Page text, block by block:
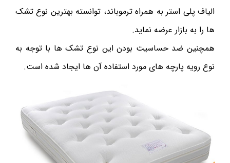
الیاف پلی استر به همراه ترموباند، توانسته بهترین نوع تشک
ها را به بازار عرضه نماید.
همچنین ضد حساسیت بودن این نوع تشک ها با توجه به
نوع رویه پارچه های مورد استفاده آن ها ایجاد شده است.